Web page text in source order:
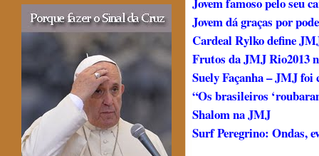
Jovem dá graças por
Cardeal Rylko define
Frutos da JMJ Rio2013
Suely Façanha – JMJ foi
“Os brasileiros
Shalom na JMJ
Surf Peregrino: Ondas,